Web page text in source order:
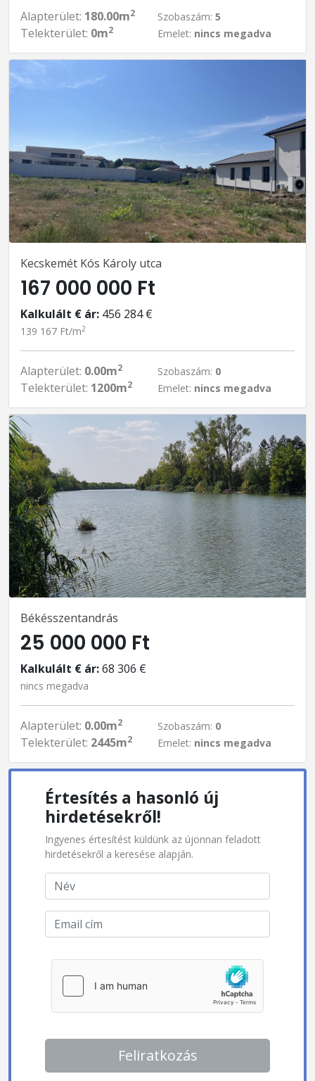
Alapterület: 180.00m2
Telekterület: 0m2
Szobaszám: 5
Emelet: nincs megadva
Kecskemét Kós Károly utca
167 000 000 Ft
Kalkulált € ár: 456 284 €
139 167 Ft/m2
Alapterület: 0.00m2
Telekterület: 1200m2
Szobaszám: 0
Emelet: nincs megadva
Békésszentandrás
25 000 000 Ft
Kalkulált € ár:68 306 €
nincs megadva
Alapterület: 0.00m2
Telekterület: 2445m2
Szobaszám: 0
Emelet: nincs megadva
Értesítés a hasonló új
hirdetésekről!
Ingyenes értesítést küldünk az újonnan feladott
hirdetésekről a keresése alapján.
Feliratkozás